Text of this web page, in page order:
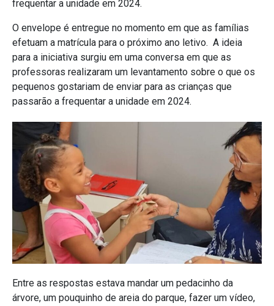
frequentar a unidade em 2024.
O envelope é entregue no momento em que as famílias
efetuam a matrícula para o próximo ano letivo. A ideia
para a iniciativa surgiu em uma conversa em que as
professoras realizaram um levantamento sobre o que os
pequenos gostariam de enviar para as crianças que
passarão a frequentar a unidade em 2024.
Entre as respostas estava mandar um pedacinho da
árvore, um pouquinho de areia do parque, fazer um vídeo,